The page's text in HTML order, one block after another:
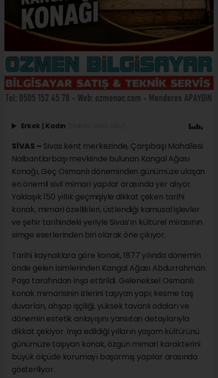
Erkek Kadın
SİVAS – Sivas kent merkezinde, Çarşıbaşı Mahallesi
Nalbantlarbaşı mevkiinde bulunan Kangal Ağası
Konağı, Geç Osmanlı döneminden günümüze ulaşan
en önemli sivil mimari yapılar arasında yer alıyor.
Yaklaşık 150 yıllık geçmişiyle dikkat çeken tarihi
konak, mimari özellikleri, üstlendiği kamusal işlevler
ve şehir tarihindeki yeriyle Sivas’ın kültürel mirasının
simge eserlerinden biri olarak öne çıkıyor.
Tarihi kaynaklara göre konak, 1877 yılında dönemin
önde gelen isimlerinden Kangal Ağası Abdurrahman
Paşa tarafından inşa ettirildi. Geleneksel Osmanlı
konak mimarisinin izlerini taşıyan yapı; kesme taş
duvarları, ahşap işçiliği, yüksek tavanlı odaları ve
dönemin estetik anlayışını yansıtan detaylarıyla
dikkat çekiyor. İnşa edildiği yılların yaşam kültürünü
günümüze taşıyan konak, özgün mimari karakterini
büyük ölçüde korumayı başarmış yapılar arasında
gösteriliyor.